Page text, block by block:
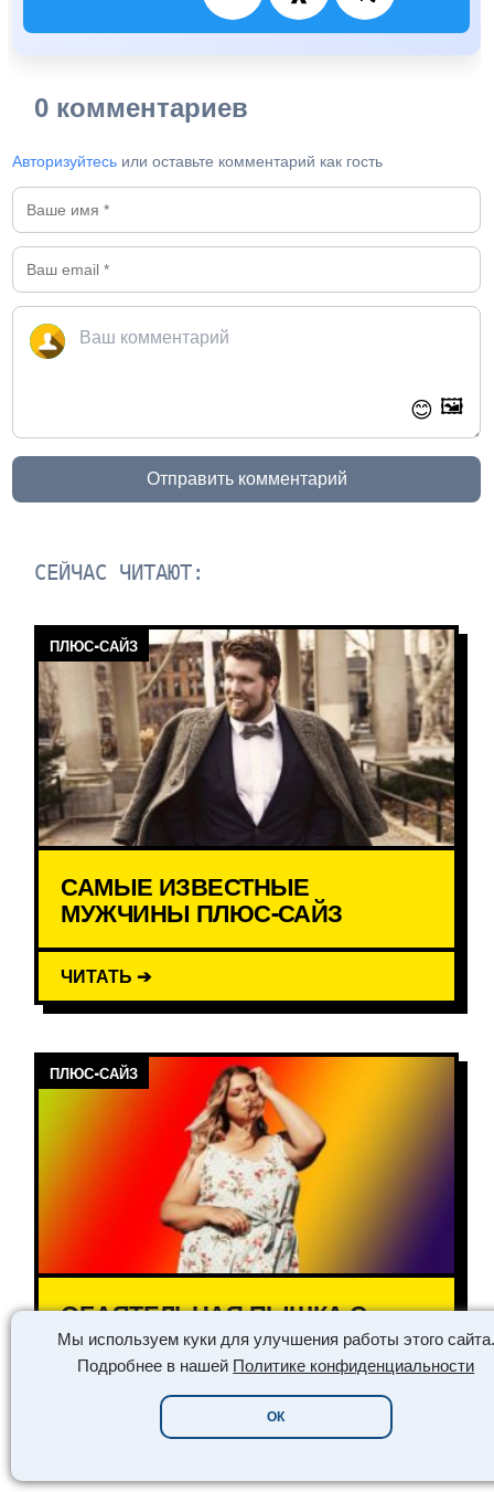
Мы используем куки для улучшения работы этого сайта.
Подробнее в нашей Политике конфиденциальности
ОК
0 комментариев
Авторизуйтесь или оставьте комментарий как гость
😊 🖼️
Отправить комментарий
СЕЙЧАС ЧИТАЮТ:
ПЛЮС-САЙЗ
САМЫЕ ИЗВЕСТНЫЕ
МУЖЧИНЫ ПЛЮС-САЙЗ
ЧИТАТЬ ➔
ПЛЮС-САЙЗ
ОБАЯТЕЛЬНАЯ ПЫШКА С
ОКРУГЛЫМИ ФОРМАМИ
ЖИЗЕЛЬ ХОСП